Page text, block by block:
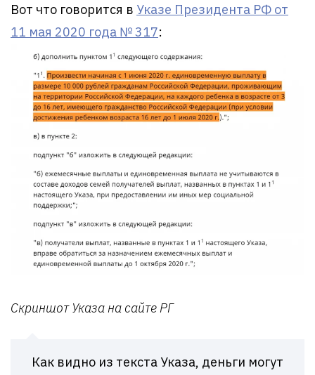
Вот что говорится в Указе Президента РФ от
11 мая 2020 года № 317:
Скриншот Указа на сайте РГ
Как видно из текста Указа, деньги могут